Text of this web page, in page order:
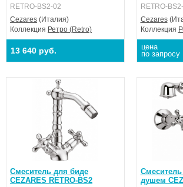
RETRO-BS2-02
Cezares (Италия)
Коллекция Ретро (Retro)
13 640 руб.
RETRO-
Cezares
Коллекция
цена
по запросу
Смеситель для биде
CEZARES RETRO-BS2
душем